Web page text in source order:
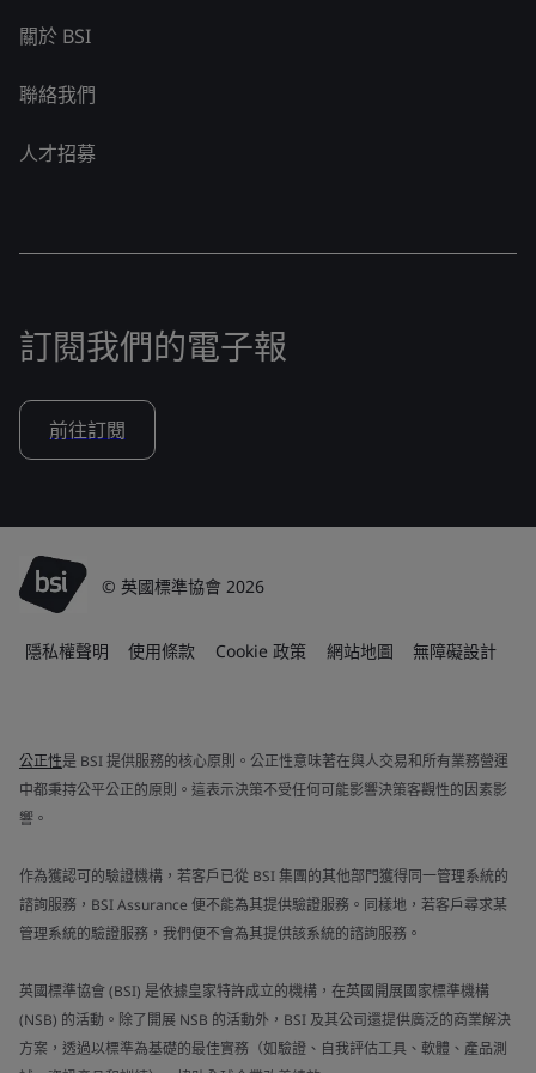
關於 BSI
聯絡我們
人才招募
訂閱我們的電子報
前往訂閱
© 英國標準協會 2026
隱私權聲明 使用條款 Cookie 政策 網站地圖 無障礙設計
公正性是 BSI 提供服務的核心原則。公正性意味著在與人交易和所有業務營運
中都秉持公平公正的原則。這表示決策不受任何可能影響決策客觀性的因素影
響。
作為獲認可的驗證機構，若客戶已從 BSI 集團的其他部門獲得同一管理系統的
諮詢服務，BSI Assurance 便不能為其提供驗證服務。同樣地，若客戶尋求某
管理系統的驗證服務，我們便不會為其提供該系統的諮詢服務。
英國標準協會 (BSI) 是依據皇家特許成立的機構，在英國開展國家標準機構
(NSB) 的活動。除了開展 NSB 的活動外，BSI 及其公司還提供廣泛的商業解決
方案，透過以標準為基礎的最佳實務（如驗證、自我評估工具、軟體、產品測